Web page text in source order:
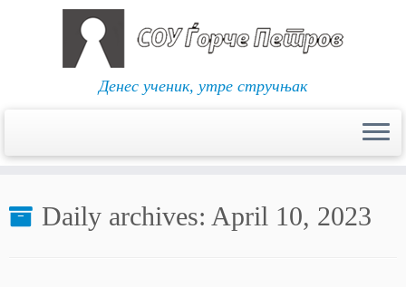
content
Денес ученик, утре стручњак
Daily archives: April 10, 2023